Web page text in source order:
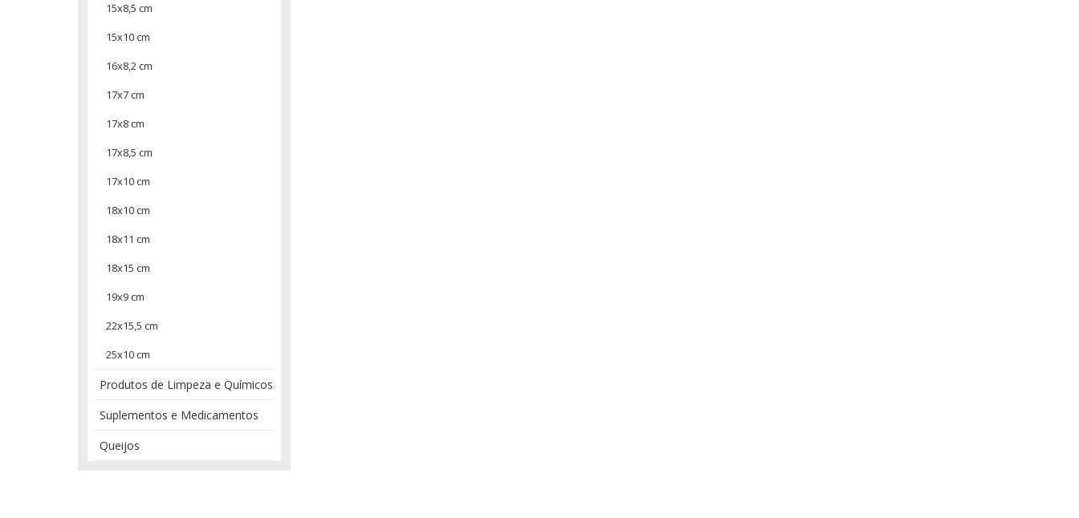
15x8,5 cm
15x10 cm
16x8,2 cm
17x7 cm
17x8 cm
17x8,5 cm
17x10 cm
18x10 cm
18x11 cm
18x15 cm
19x9 cm
22x15,5 cm
25x10 cm
Produtos de Limpeza e Químicos
Suplementos e Medicamentos
Queijos